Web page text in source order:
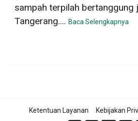
sampah terpilah bertanggung
Tangerang.... Baca Selengkapnya
Ketentuan Layanan Kebijakan